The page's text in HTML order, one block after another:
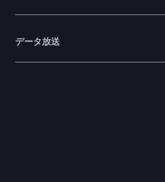
データ放送